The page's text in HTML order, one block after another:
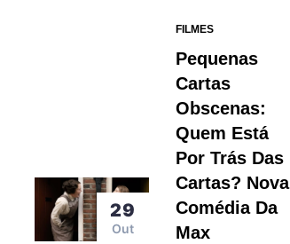
29
Out
FILMES
Pequenas
Cartas
Obscenas:
Quem Está
Por Trás Das
Cartas? Nova
Comédia Da
Max